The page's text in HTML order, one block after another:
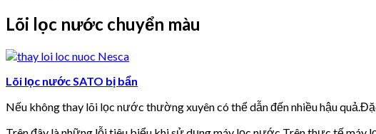
Lõi lọc nước chuyển màu
Lõi lọc nước SATO bị bẩn
Nếu không thay lõi lọc nước thường xuyên có thể dẫn đến nhiều hậu